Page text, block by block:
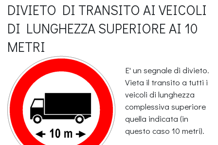
DIVIETO DI TRANSITO AI VEICOLI
DI LUNGHEZZA SUPERIORE AI 10
METRI
E' un segnale di divieto.
Vieta il transito a tutti i
veicoli di lunghezza
complessiva superiore
quella indicata (in
questo caso 10 metri).